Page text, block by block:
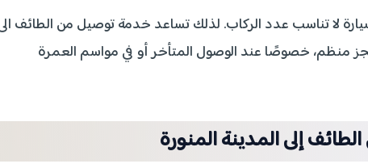
لا تناسب عدد الركاب. لذلك تساعد خدمة توصيل من الطائف
منظم، خصوصًا عند الوصول المتأخر أو في مواسم العمرة
إلى المدينة المنورة